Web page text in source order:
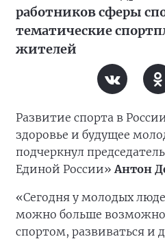
работников сферы
тематические
жителей
Развитие спорта в
здоровье и будущее
подчеркнул
Единой России»Антон
«Сегодня у молодых
можно больше
спортом, развиваться и